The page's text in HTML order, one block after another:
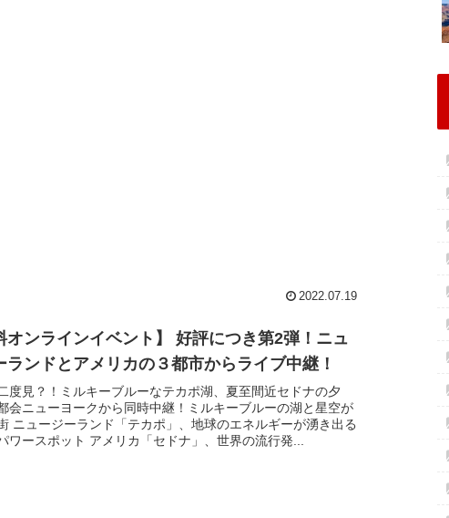
2022.07.19
オンラインイベント】 好評につき第2弾！ニュ
ランドとアメリカの３都市からライブ中継！
度見？！ミルキーブルーなテカポ湖、夏至間近セドナの夕
会ニューヨークから同時中継！ミルキーブルーの湖と星空が
ニュージーランド「テカポ」、地球のエネルギーが湧き出る
ワースポット アメリカ「セドナ」、世界の流行発...